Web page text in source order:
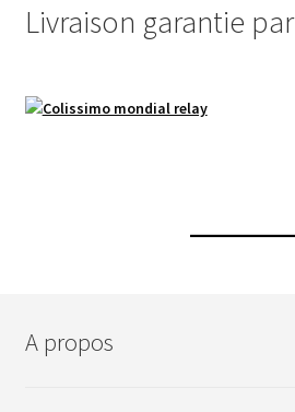
Livraison garantie par
A propos